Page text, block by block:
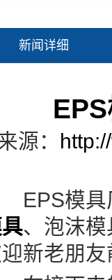
新闻详细
源：
模具厂
、泡沫
新老朋